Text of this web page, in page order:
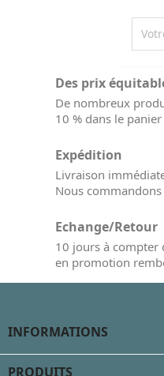
Des prix
De nombreux
10 % dans le panier
Expédition
Livraison
Nous
Echange/Retour
10 jours à compter
en promotion
INFORMATIONS
PRODUITS